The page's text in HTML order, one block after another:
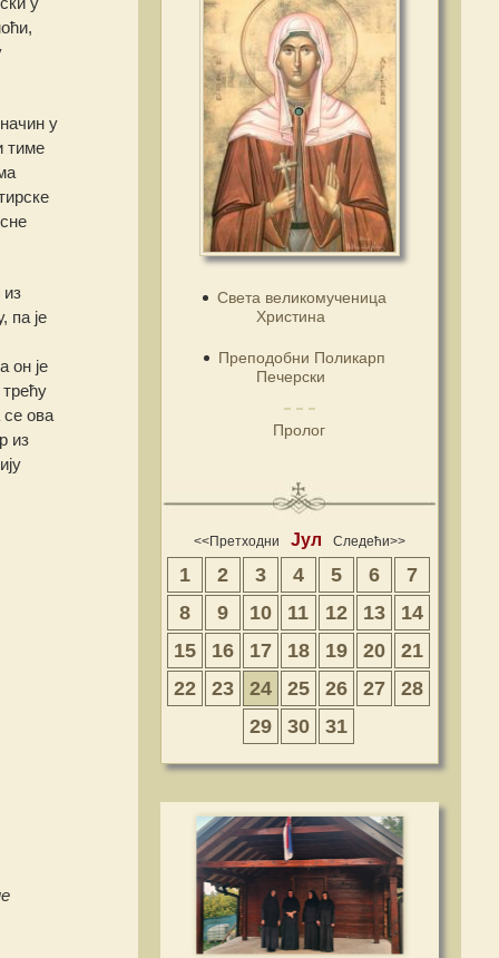
у
тиме
па је
он је
се ова
из
Света великомученица
Христина
Преподобни Поликарп
Печерски
Пролог
<<Претходни Јул Следећи>>
1 2 3 4 5 6
7
8
9 10 11 12 13
14
15
16 17 18 19 20
21
22
23 24 25 26 27
28
29
30 31